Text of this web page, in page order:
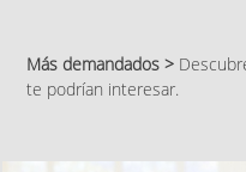
Más demandados >
te podrían interesar.